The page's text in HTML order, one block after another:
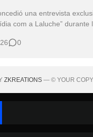
una entrevista
com a Laluche” durante
importantes de Brasil. En medio del
0
ZKREATIONS— © YOUR